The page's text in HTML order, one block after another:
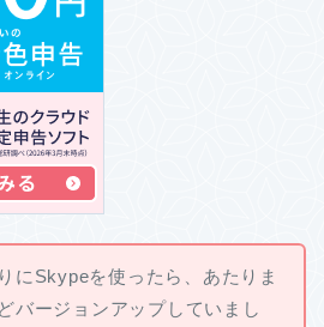
にSkypeを使ったら、あたりま
バージョンアップしていまし